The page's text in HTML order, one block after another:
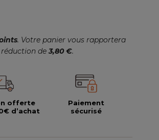
. Votre panier vous rapportera
de 3,80 €.
offerte
d’achat
Paiement
sécurisé